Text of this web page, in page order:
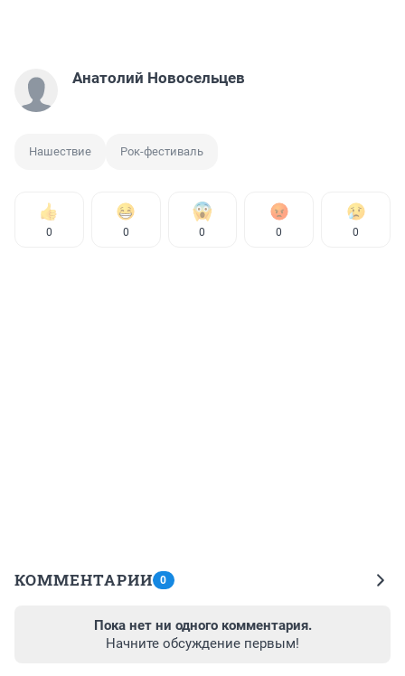
Анатолий Новосельцев
Нашествие Рок-фестиваль
0 0 0 0 0
КОММЕНТАРИИ 0
Пока нет ни одного комментария.
Начните обсуждение первым!